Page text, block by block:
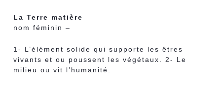
La Terre matière
nom féminin –
1- L’élément solide qui supporte les êtres
vivants et ou poussent les végétaux. 2- Le
milieu ou vit l’humanité.